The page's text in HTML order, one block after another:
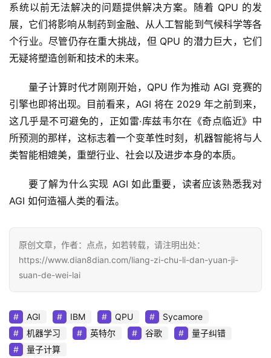
系统以前无法解决的问题提供解决方案。随着 QPU 的发
展，它们将影响从制药到金融、从人工智能到气候科学等各
个行业。尽管仍存在重大挑战，但 QPU 的潜力巨大，它们
无疑将塑造创新和技术的未来。
量子计算时代才刚刚开始，QPU 作为推动 AGI 竞赛的
引擎也即将出现。目前看来，AGI 将在 2029 年之前到来，
这几乎是不可避免的，正如雷·库兹韦尔在《奇点临近》中
所预测的那样，这标志着一个变革性时刻，机器智能将与人
类智能相媲美，重塑行业、社会以及进步本身的本质。
要了解为什么实现 AGI 如此重要，读者应该熟悉我对
AGI 如何造福人类的看法。
原创文章，作者：点点，如若转载，请注明出处：
https://www.dian8dian.com/liang-zi-chu-li-dan-yuan-ji-
suan-de-wei-lai
AGI IBM QPU
Sycamore
机器学习
英特尔 谷歌
量子纠错
量子计算